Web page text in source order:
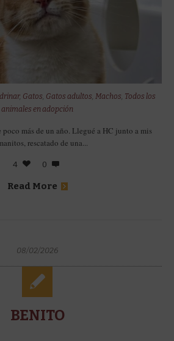
, Gatos, Gatos adultos, Machos, Todos los
animales en adopción
poco más de un año. Llegué a HC junto a mis
rescatado de una...
4 0
Read More
08/02/2026
BENITO